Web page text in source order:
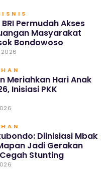
BRI Permudah Akses
Masyarakat
Bondowoso
Meriahkan Hari Anak
Inisiasi PKK
Diinisiasi Mbak
Jadi Gerakan
Stunting